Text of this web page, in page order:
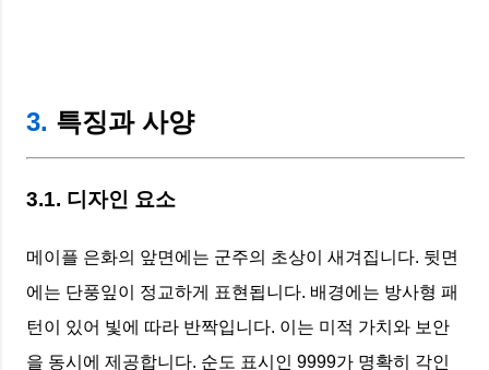
3. 특징과 사양
3.1. 디자인 요소
메이플 은화의 앞면에는 군주의 초상이 새겨집니다. 뒷면
에는 단풍잎이 정교하게 표현됩니다. 배경에는 방사형 패
턴이 있어 빛에 따라 반짝입니다. 이는 미적 가치와 보안
을 동시에 제공합니다. 순도 표시인 9999가 명확히 각인